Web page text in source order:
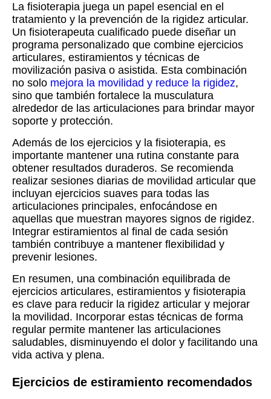
La fisioterapia juega un papel esencial en el
tratamiento y la prevención de la rigidez articular.
Un fisioterapeuta cualificado puede diseñar un
programa personalizado que combine ejercicios
articulares, estiramientos y técnicas de
movilización pasiva o asistida. Esta combinación
no solo mejora la movilidad y reduce la rigidez,
sino que también fortalece la musculatura
alrededor de las articulaciones para brindar mayor
soporte y protección.
Además de los ejercicios y la fisioterapia, es
importante mantener una rutina constante para
obtener resultados duraderos. Se recomienda
realizar sesiones diarias de movilidad articular que
incluyan ejercicios suaves para todas las
articulaciones principales, enfocándose en
aquellas que muestran mayores signos de rigidez.
Integrar estiramientos al final de cada sesión
también contribuye a mantener flexibilidad y
prevenir lesiones.
En resumen, una combinación equilibrada de
ejercicios articulares, estiramientos y fisioterapia
es clave para reducir la rigidez articular y mejorar
la movilidad. Incorporar estas técnicas de forma
regular permite mantener las articulaciones
saludables, disminuyendo el dolor y facilitando una
vida activa y plena.
Ejercicios de estiramiento recomendados